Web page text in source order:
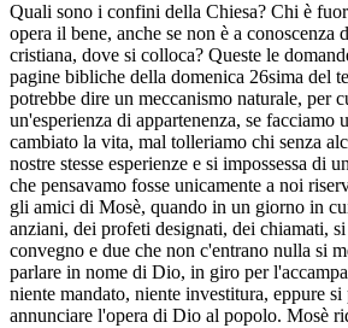
Quali sono i confini della Chiesa? Chi è
opera il bene, anche se non è a conoscenza
cristiana, dove si colloca? Queste le
pagine bibliche della domenica 26sima del
potrebbe dire un meccanismo naturale, per
un'esperienza di appartenenza, se facciamo
cambiato la vita, mal tolleriamo chi senza
nostre stesse esperienze e si impossessa di
che pensavamo fosse unicamente a noi
gli amici di Mosè, quando in un giorno in
anziani, dei profeti designati, dei chiamati,
convegno e due che non c'entrano nulla si
parlare in nome di Dio, in giro per
niente mandato, niente investitura, eppure si
annunciare l'opera di Dio al popolo. Mosè